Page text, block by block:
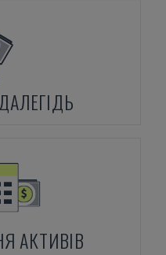
АКТИВІВ